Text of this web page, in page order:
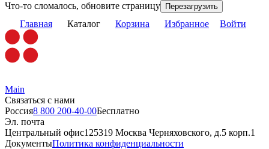
Что-то сломалось, обновите страницу Перезагрузить
Главная Каталог Корзина Избранное Войти
Main
Связаться с нами
Россия8 800 200-40-00Бесплатно
Эл. почта
Центральный офис125319 Москва Черняховского, д.5 корп.1
ДокументыПолитика конфиденциальности